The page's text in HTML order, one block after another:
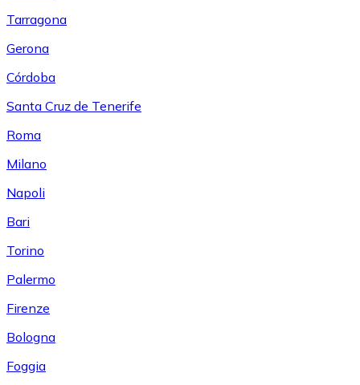
Tarragona
Gerona
Córdoba
Santa Cruz de Tenerife
Roma
Milano
Napoli
Bari
Torino
Palermo
Firenze
Bologna
Foggia